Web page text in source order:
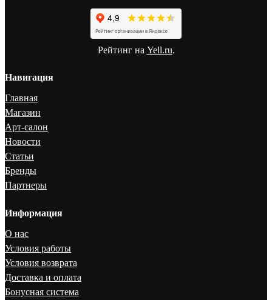
Рейтинг на Yell.ru.
Навигация
Главная
Магазин
Арт-салон
Новости
Статьи
Бренды
Партнеры
Информация
О нас
Условия работы
Условия возврата
Доставка и оплата
Бонусная система